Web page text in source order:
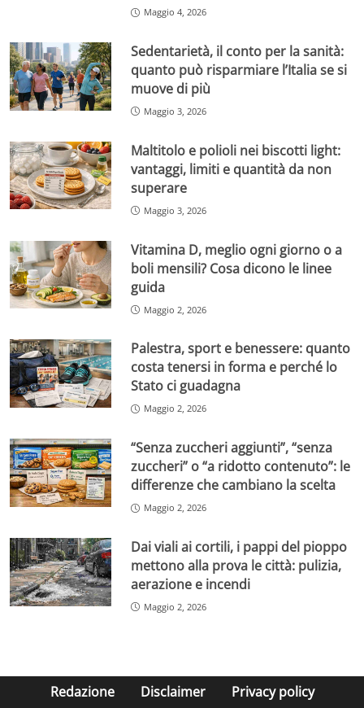
Maggio 4, 2026
Sedentarietà, il conto per la sanità:
quanto può risparmiare l’Italia se si
muove di più
Maggio 3, 2026
Maltitolo e polioli nei biscotti light:
vantaggi, limiti e quantità da non
superare
Maggio 3, 2026
Vitamina D, meglio ogni giorno o a
boli mensili? Cosa dicono le linee
guida
Maggio 2, 2026
Palestra, sport e benessere: quanto
costa tenersi in forma e perché lo
Stato ci guadagna
Maggio 2, 2026
“Senza zuccheri aggiunti”, “senza
zuccheri” o “a ridotto contenuto”: le
differenze che cambiano la scelta
Maggio 2, 2026
Dai viali ai cortili, i pappi del pioppo
mettono alla prova le città: pulizia,
aerazione e incendi
Maggio 2, 2026
Redazione Disclaimer Privacy policy